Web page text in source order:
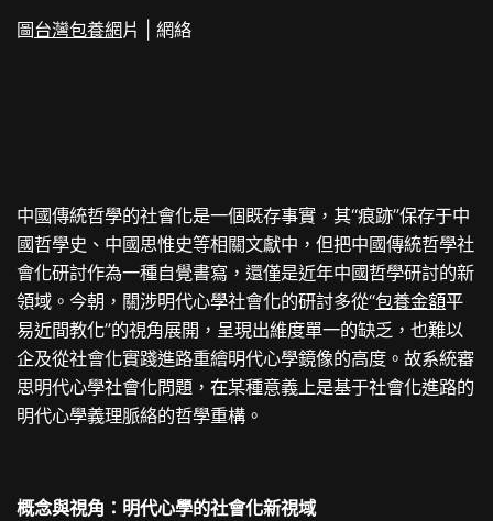
圖台灣包養網片 | 網絡
中國傳統哲學的社會化是一個既存事實，其“痕跡”保存于中
國哲學史、中國思惟史等相關文獻中，但把中國傳統哲學社
會化研討作為一種自覺書寫，還僅是近年中國哲學研討的新
領域。今朝，關涉明代心學社會化的研討多從“包養金額平
易近間教化”的視角展開，呈現出維度單一的缺乏，也難以
企及從社會化實踐進路重繪明代心學鏡像的高度。故系統審
思明代心學社會化問題，在某種意義上是基于社會化進路的
明代心學義理脈絡的哲學重構。
概念與視角：明代心學的社會化新視域